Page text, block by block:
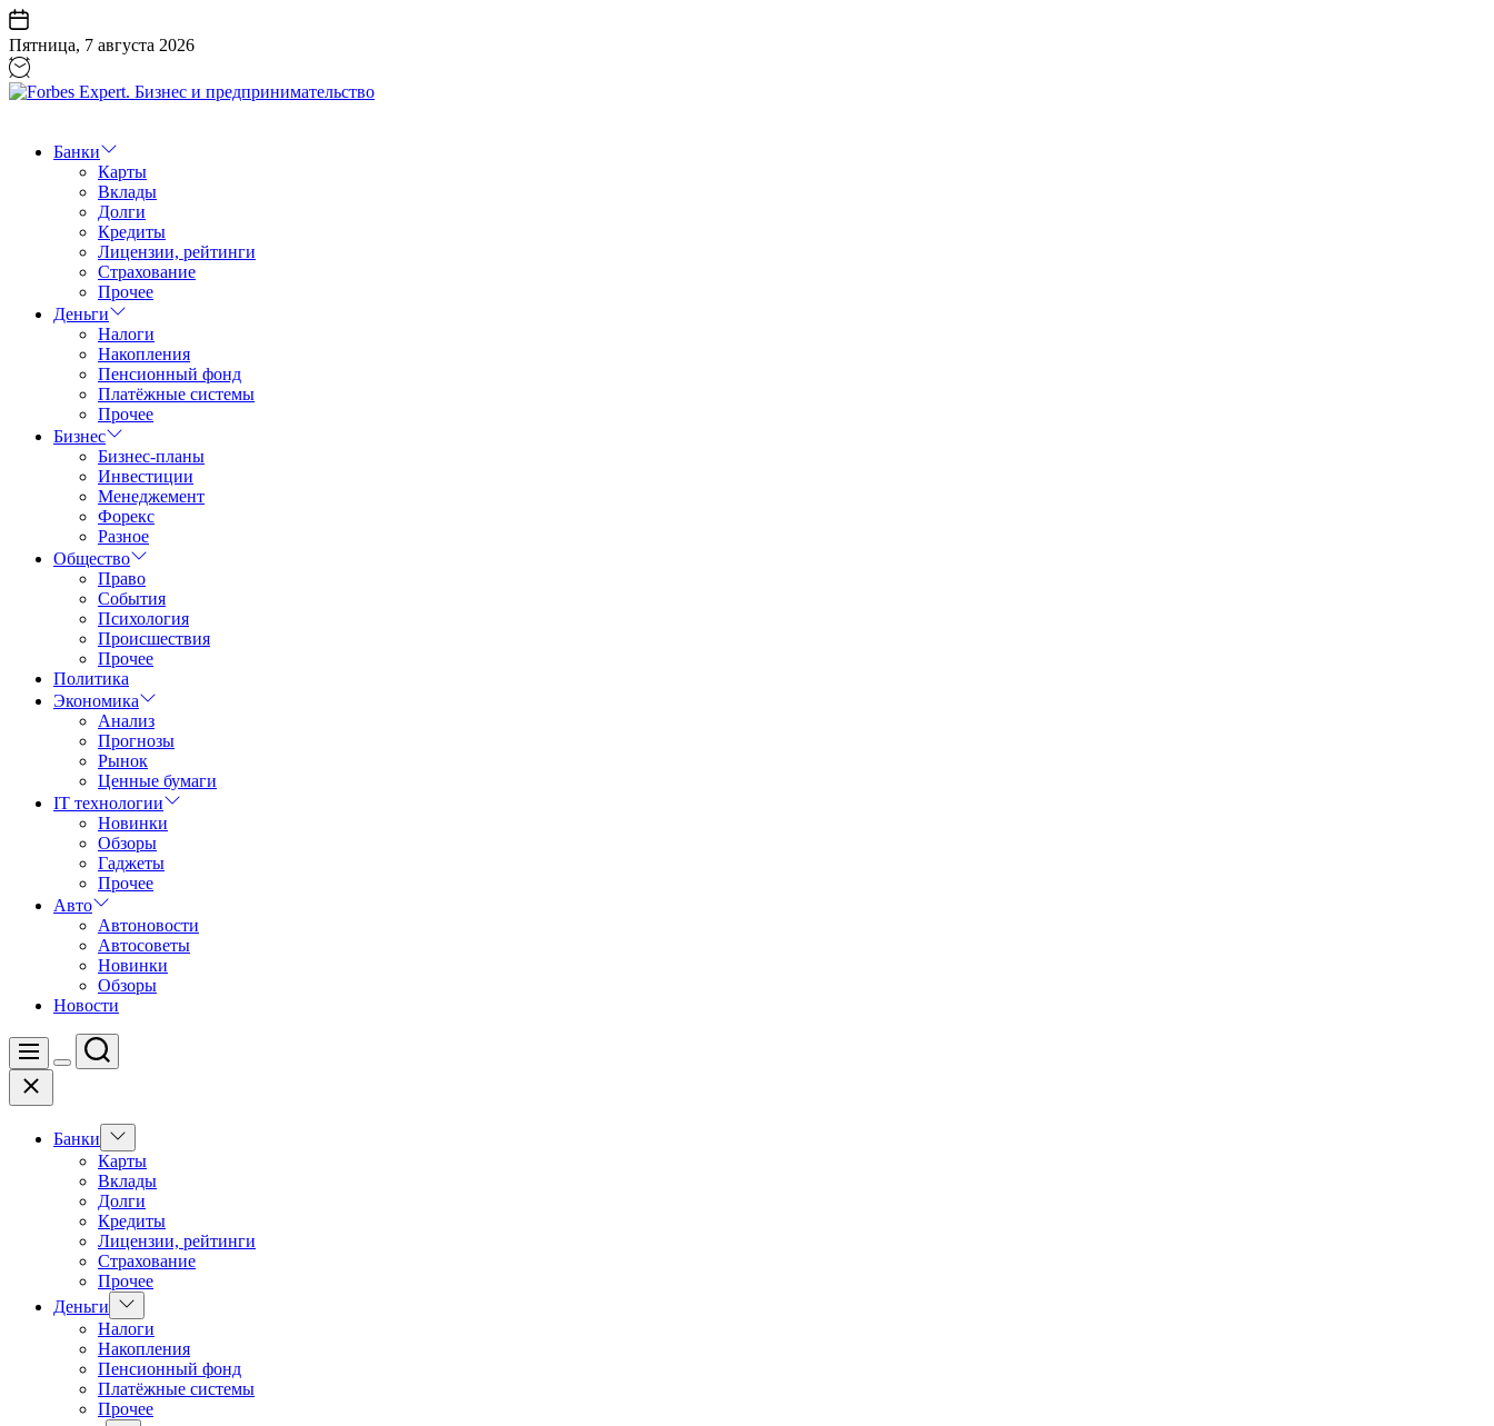
Перейти
к
содержанию
Пятница, 7 августа 2026
Бизнес
предпринимательство
Банки
Карты
Вклады
Долги
Кредиты
Лицензии, рейтинги
Страхование
Прочее
Деньги
Налоги
Накопления
Пенсионный фонд
Платёжные системы
Прочее
Бизнес
Бизнес-планы
Инвестиции
Менеджемент
Форекс
Разное
Общество
Право
События
Психология
Происшествия
Прочее
Политика
Экономика
Анализ
Прогнозы
Рынок
Ценные бумаги
IT технологии
Новинки
Обзоры
Гаджеты
Прочее
Авто
Автоновости
Автосоветы
Новинки
Обзоры
Новости
Меню
Цвет
Поиск
Закрыть
Банки
Показать
подменю
Карты
Вклады
Долги
Кредиты
Лицензии, рейтинги
Страхование
Прочее
Деньги
Показать
подменю
Налоги
Накопления
Пенсионный фонд
Платёжные системы
Прочее